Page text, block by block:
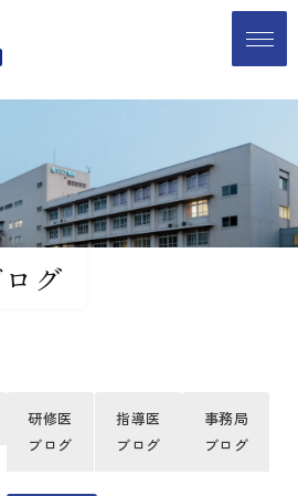
グ
研修医
ブログ
指導医
ブログ
事務局
ブログ